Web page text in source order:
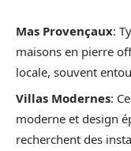
Mas Provençaux:
maisons en pierre
locale, souvent
Villas Modernes:
moderne et design
recherchent des